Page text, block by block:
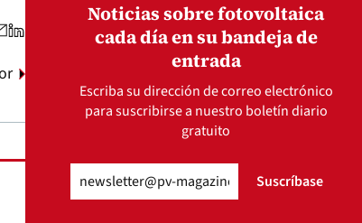
Noticias sobre fotovoltaica
cada día en su bandeja de
entrada
Escriba su dirección de correo electrónico
para suscribirse a nuestro boletín diario
gratuito
(Obligatorio) Suscríbase